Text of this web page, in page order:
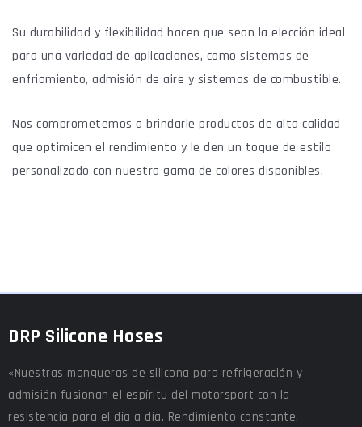
Su durabilidad y flexibilidad hacen que sean la elección ideal
para una variedad de aplicaciones, como sistemas de
enfriamiento, admisión de aire y sistemas de combustible.
Nos comprometemos a brindarle productos de alta calidad
que optimicen el rendimiento y le den un toque de estilo
personalizado con nuestra gama de colores disponibles.
DRP Silicone Hoses
«Nuestras mangueras de silicona para refrigeración y
admisión fusionan el espíritu del motorsport con la
resistencia para el día a día. Rendimiento constante,